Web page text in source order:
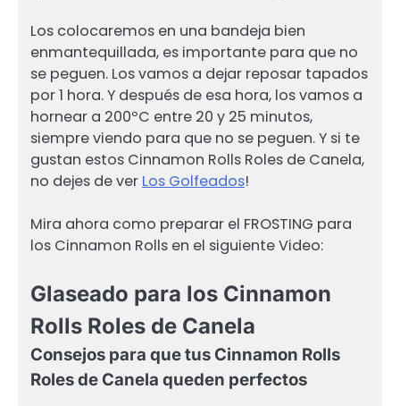
Los colocaremos en una bandeja bien
enmantequillada, es importante para que no
se peguen. Los vamos a dejar reposar tapados
por 1 hora. Y después de esa hora, los vamos a
hornear a 200ºC entre 20 y 25 minutos,
siempre viendo para que no se peguen. Y si te
gustan estos Cinnamon Rolls Roles de Canela,
no dejes de ver Los Golfeados!
Mira ahora como preparar el FROSTING para
los Cinnamon Rolls en el siguiente Video:
Glaseado para los Cinnamon
Rolls Roles de Canela
Consejos para que tus Cinnamon Rolls
Roles de Canela queden perfectos